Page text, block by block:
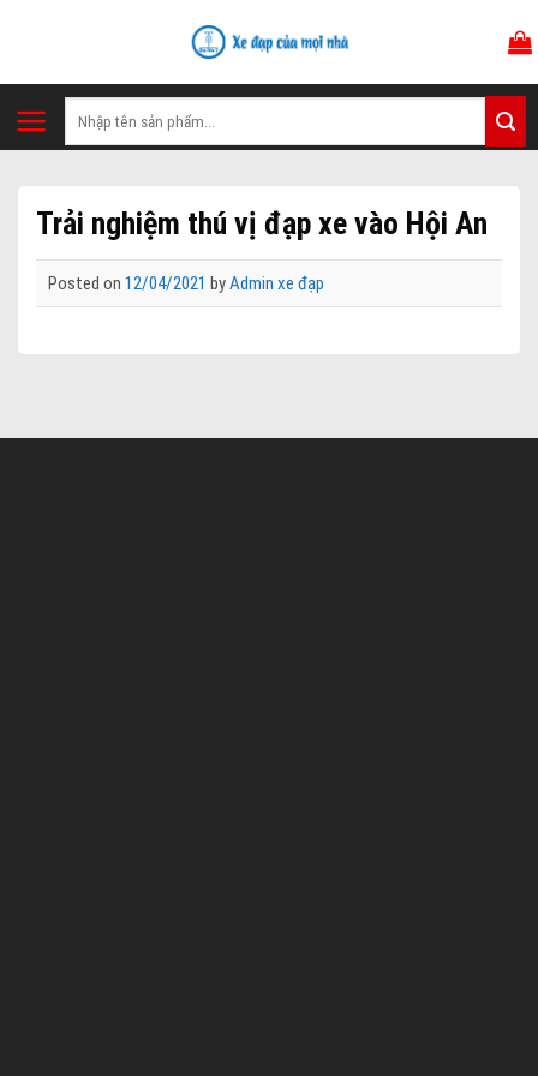
Tìm
kiếm:
Trải nghiệm thú vị đạp xe vào Hội An
Posted on 12/04/2021 byAdmin xe đạp